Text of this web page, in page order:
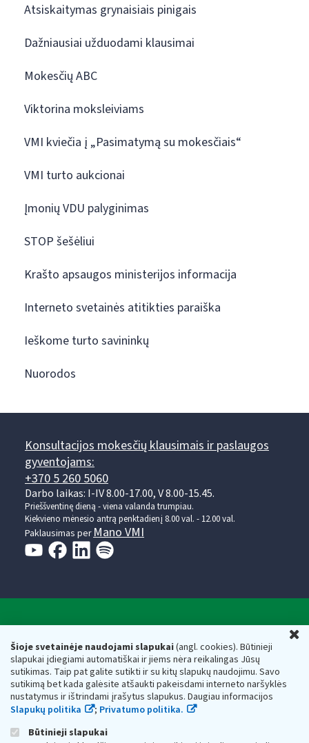
Šioje svetainėje naudojami slapukai(angl. cookies). Būtinieji
slapukai įdiegiami automatiškai ir jiems nėra reikalingas Jūsų
sutikimas. Taip pat galite sutikti ir su kitų slapukų naudojimu. Savo
sutikimą bet kada galėsite atšaukti pakeisdami interneto naršyklės
nustatymus ir ištrindami įrašytus slapukus. Daugiau informacijos
Slapukų politika
; Privatumo politika.
Būtinieji slapukai
Atsiskaitymas grynaisiais pinigais
Dažniausiai užduodami klausimai
Mokesčių ABC
Viktorina moksleiviams
VMI kviečia į „Pasimatymą su mokesčiais“
VMI turto aukcionai
Įmonių VDU palyginimas
STOP šešėliui
Krašto apsaugos ministerijos informacija
Interneto svetainės atitikties paraiška
Ieškome turto savininkų
Nuorodos
Konsultacijos mokesčių klausimais ir paslaugos
gyventojams:
+370 5 260 5060
Darbo laikas: I-IV 8.00-17.00, V 8.00-15.45.
Prieššventinę dieną - viena valanda trumpiau.
Kiekvieno mėnesio antrą penktadienį 8.00 val. - 12.00 val.
Paklausimas per Mano VMI
Respublikos finansų ministerijos
Biudžetinė įstaiga. Juridinio asmens kodas — 188659752,
adresas: Vasario 16-osios g. 14, 01107 Vilnius, Lietuva, el.paštas:
vmi@vmi.lt, E. pristatymo dėžutės adresas 188659752
Duomenys apie Valstybinę mokesčių inspekciją prie Lietuvos
Respublikos finansų ministerijos kaupiami ir saugomi Juridinių